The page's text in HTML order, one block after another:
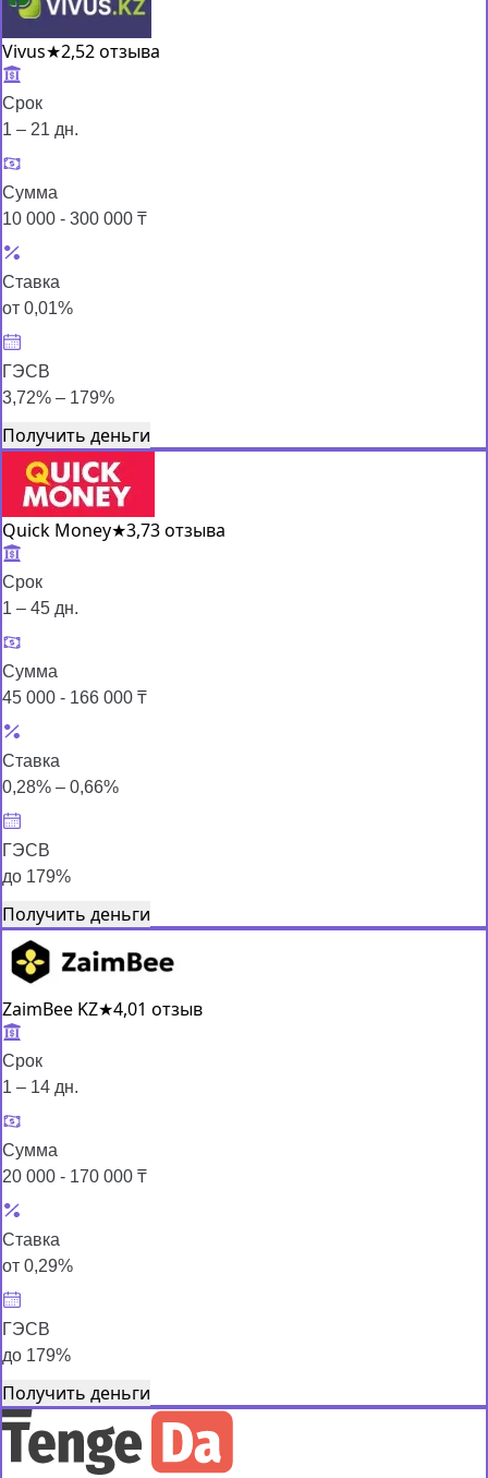
Vivus★2,52 отзыва
Срок
1 – 21 дн.
Сумма
10 000 - 300 000 ₸
Ставка
от 0,01%
ГЭСВ
3,72% – 179%
Получить деньги
Quick Money★3,73 отзыва
Срок
1 – 45 дн.
Сумма
45 000 - 166 000 ₸
Ставка
0,28% – 0,66%
ГЭСВ
до 179%
Получить деньги
ZaimBee KZ★4,01 отзыв
Срок
1 – 14 дн.
Сумма
20 000 - 170 000 ₸
Ставка
от 0,29%
ГЭСВ
до 179%
Получить деньги